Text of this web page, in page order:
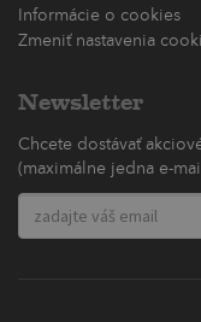
Informácie o cookies
Zmeniť nastavenia
Newsletter
Chcete dostávať
(maximálne jedna e-